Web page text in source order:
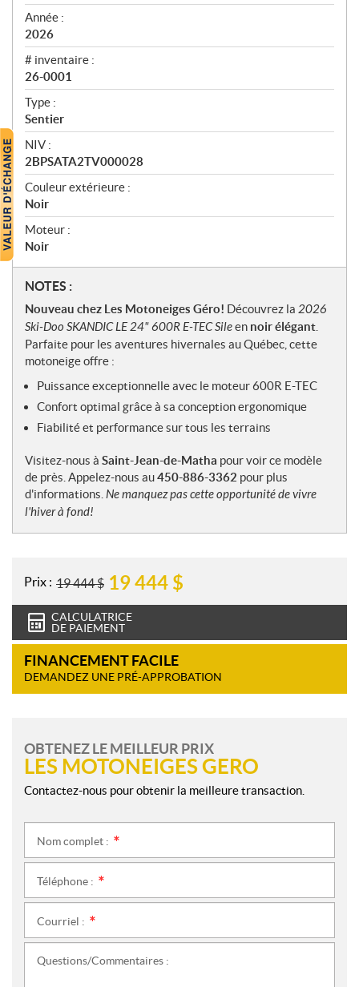
Année :
2026
# inventaire :
26-0001
Type :
Sentier
NIV :
2BPSATA2TV000028
Couleur extérieure :
Noir
Moteur :
Noir
N
o
t
e
s
NOTES :
Nouveau chez Les Motoneiges Géro! Découvrez la 2026
Ski-Doo SKANDIC LE 24" 600R E-TEC Sileen noir élégant
Parfaite pour les aventures hivernales au Québec, cette
motoneige offre :
Puissance exceptionnelle avec le moteur 600R E-TEC
Confort optimal grâce à sa conception ergonomique
Fiabilité et performance sur tous les terrains
Visitez-nous à Saint-Jean-de-Matha pour voir ce modèle
de près. Appelez-nous au450-886-3362 pour plus
d'informations. Ne manquez pas cette opportunité de vivre
l'hiver à fond!
Prix : 19 444$ 19 444 $
CALCULATRICE
DE PAIEMENT
FINANCEMENT FACILE
DEMANDEZ UNE PRÉ-APPROBATION
OBTENEZ LE MEILLEUR PRIX
LES MOTONEIGES GERO
Contactez-nous pour obtenir la meilleure transaction.
Nom complet :
Téléphone :
Courriel :
Questions/Commentaires :